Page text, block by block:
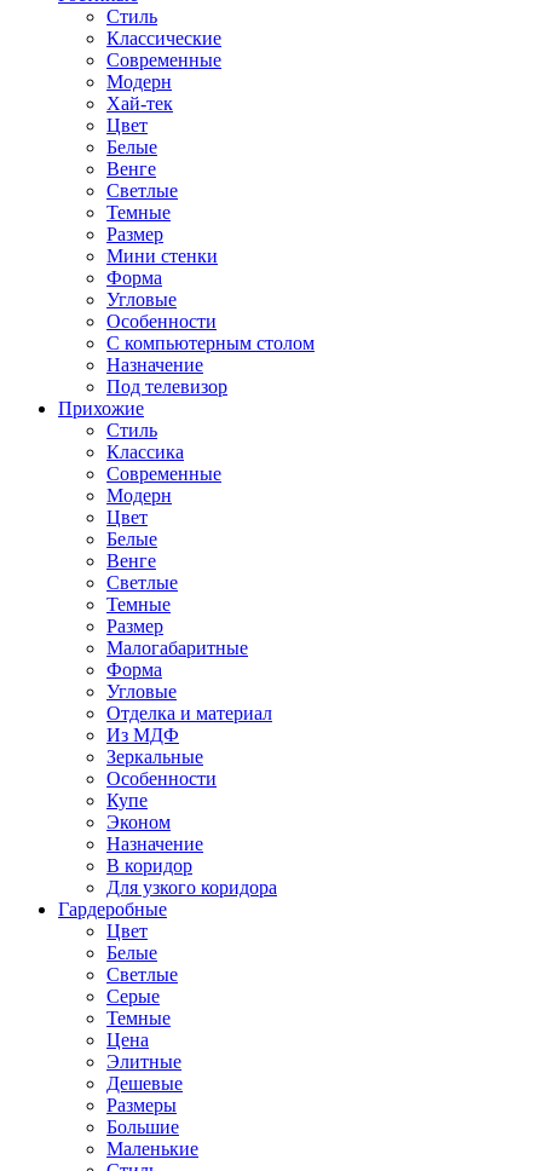
Стиль
Классические
Современные
Модерн
Хай-тек
Цвет
Белые
Венге
Светлые
Темные
Размер
Мини стенки
Форма
Угловые
Особенности
С компьютерным столом
Назначение
Под телевизор
Прихожие
Стиль
Классика
Современные
Модерн
Цвет
Белые
Венге
Светлые
Темные
Размер
Малогабаритные
Форма
Угловые
Отделка и материал
Из МДФ
Зеркальные
Особенности
Купе
Эконом
Назначение
В коридор
Для узкого коридора
Гардеробные
Цвет
Белые
Светлые
Серые
Темные
Цена
Элитные
Дешевые
Размеры
Большие
Маленькие